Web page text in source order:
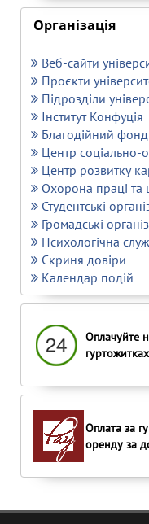
Організація
Веб-сайти
Проєкти
Підрозділи
Інститут Конфуція
Благодійний фонд
Центр соціально-
Центр розвитку
Охорона праці та
Студентські
Громадські
Психологічна
Скриня довіри
Календар подій
Оплачуйте
Оплата за
оренду за